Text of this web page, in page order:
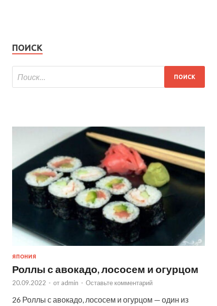
ПОИСК
ЯПОНИЯ
Роллы с авокадо, лососем и огурцом
20.09.2022 - от admin - Оставьте комментарий
26 Роллы с авокадо, лососем и огурцом — один из